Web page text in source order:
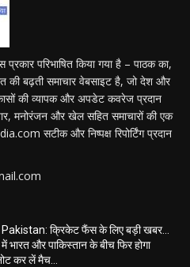
परिभाषित किया गया है – पाठक का,
की बढ़ती समाचार वेबसाइट है, जो देश और
की व्यापक और अपडेट कवरेज प्रदान
मनोरंजन और खेल सहित समाचारों की एक
सटीक और निष्पक्ष रिपोर्टिंग प्रदान
क्रिकेट फैंस के लिए बड़ी खबर…
भारत और पाकिस्तान के बीच फिर होगा
कर लें मैच...